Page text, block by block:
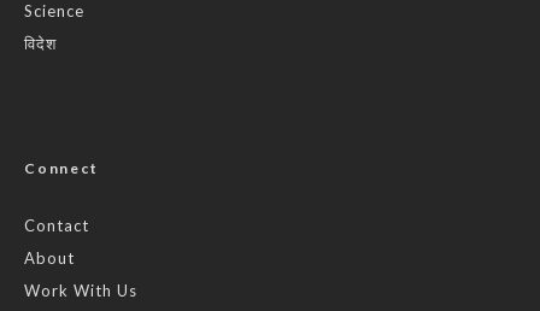
Science
विदेश
Connect
Contact
About
Work With Us